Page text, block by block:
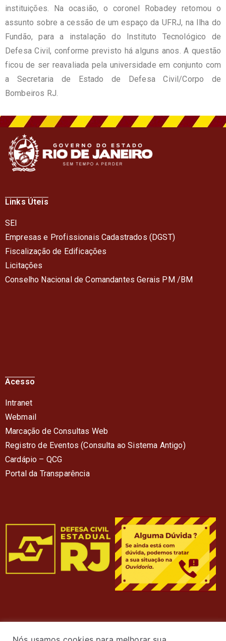
instituições. Na ocasião, o coronel Robadey retomou o
assunto sobre a cessão de um espaço da UFRJ, na Ilha do
Fundão, para a instalação do Instituto Tecnológico de
Defesa Civil, conforme previsto há alguns anos. A questão
ficou de ser reavaliada pela universidade em conjunto com
a Secretaria de Estado de Defesa Civil/Corpo de
Bombeiros RJ.
Links Úteis
SEI
Empresas e Profissionais Cadastrados (DGST)
Fiscalização de Edificações
Licitações
Conselho Nacional de Comandantes Gerais PM /BM
Acesso
Intranet
Webmail
Marcação de Consultas Web
Registro de Eventos (Consulta ao Sistema Antigo)
Cardápio – QCG
Portal da Transparência